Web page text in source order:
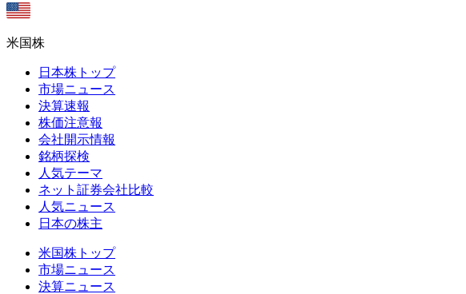
米国株
日本株トップ
市場ニュース
決算速報
株価注意報
会社開示情報
銘柄探検
人気テーマ
ネット証券会社比較
人気ニュース
日本の株主
米国株トップ
市場ニュース
決算ニュース